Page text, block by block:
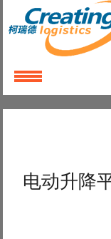
电动升降
Loginor